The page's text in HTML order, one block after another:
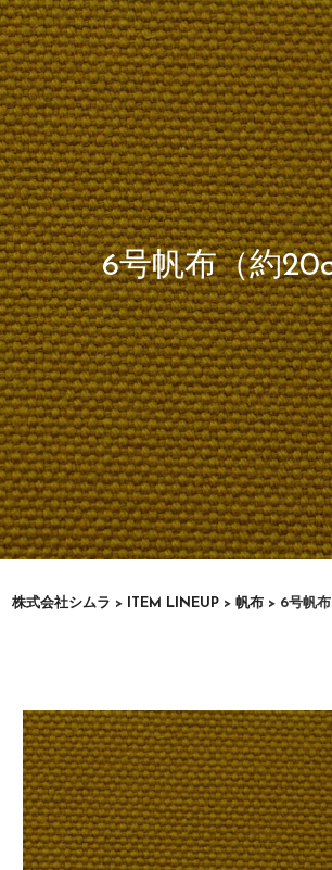
6号帆布（約
株式会社シムラ > ITEM LINEUP >帆布 > 6号帆